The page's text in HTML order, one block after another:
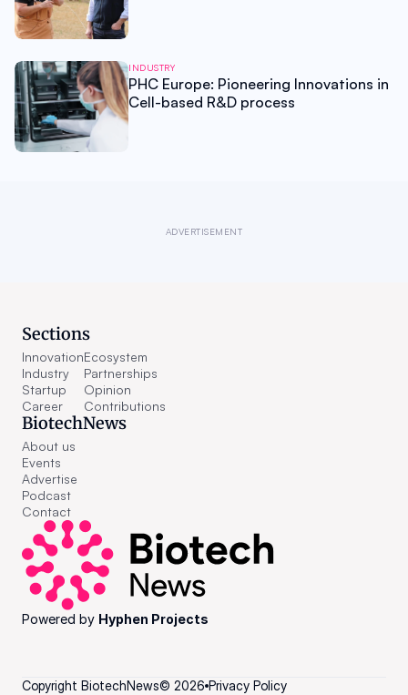
INDUSTRY
PHC Europe: Pioneering Innovations in
Cell-based R&D process
ADVERTISEMENT
Powered by Hyphen Projects
Sections
Innovation
Industry
Startup
Career
Ecosystem
Partnerships
Opinion
Contributions
BiotechNews
About us
Events
Advertise
Podcast
Contact
Copyright BiotechNews© 2026 Privacy Policy